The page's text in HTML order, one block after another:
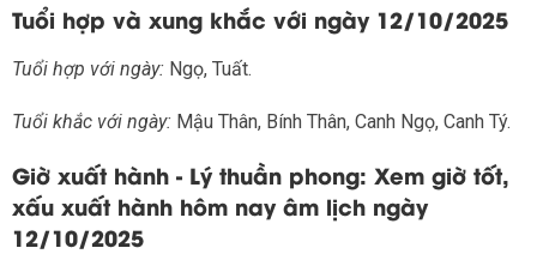
Tuổi hợp và xung khắc với ngày 12/10/2025
Tuổi hợp với ngày: Ngọ, Tuất.
Tuổi khắc với ngày: Mậu Thân, Bính Thân, Canh Ngọ, Canh Tý.
Giờ xuất hành - Lý thuần phong: Xem giờ tốt,
xấu xuất hành hôm nay âm lịch ngày
12/10/2025